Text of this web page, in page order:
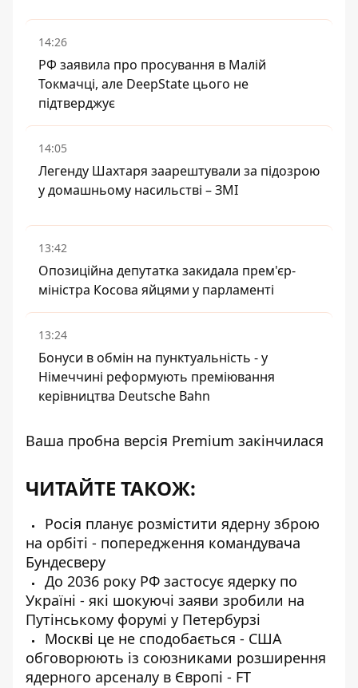
14:26
РФ заявила про просування в Малій
Токмачці, але DeepState цього не
підтверджує
14:05
Легенду Шахтаря заарештували за підозрою
у домашньому насильстві – ЗМІ
13:42
Опозиційна депутатка закидала прем'єр-
міністра Косова яйцями у парламенті
13:24
Бонуси в обмін на пунктуальність - у
Німеччині реформують преміювання
керівництва Deutsche Bahn
Ваша пробна версія Premium закінчилася
ЧИТАЙТЕ ТАКОЖ:
Росія планує розмістити ядерну зброю
на орбіті - попередження командувача
Бундесверу
До 2036 року РФ застосує ядерку по
Україні - які шокуючі заяви зробили на
Путінському форумі у Петербурзі
Москві це не сподобається - США
обговорюють із союзниками розширення
ядерного арсеналу в Європі - FT